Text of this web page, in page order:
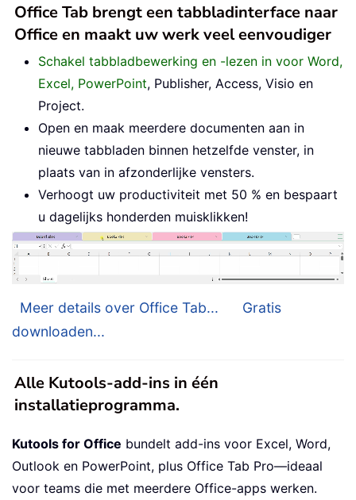
Office Tab brengt een tabbladinterface naar
Office en maakt uw werk veel eenvoudiger
Schakel tabbladbewerking en -lezen in voor Word,
Excel, PowerPoint, Publisher, Access, Visio en
Project.
Open en maak meerdere documenten aan in
nieuwe tabbladen binnen hetzelfde venster, in
plaats van in afzonderlijke vensters.
Verhoogt uw productiviteit met 50 % en bespaart
u dagelijks honderden muisklikken!
Meer details over Office Tab...
Gratis
downloaden...
Alle Kutools-add-ins in één
installatieprogramma.
Kutools for Office bundelt add-ins voor Excel, Word,
Outlook en PowerPoint, plus Office Tab Pro—ideaal
voor teams die met meerdere Office-apps werken.